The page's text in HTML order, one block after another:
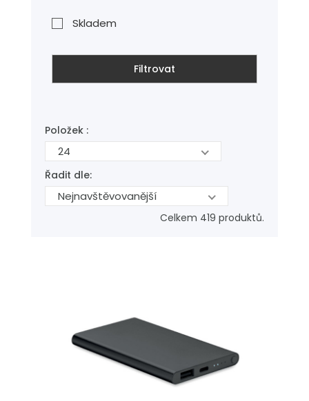
Skladem
Filtrovat
Položek :
24
Řadit dle:
Nejnavštěvovanější
Celkem 419 produktů.